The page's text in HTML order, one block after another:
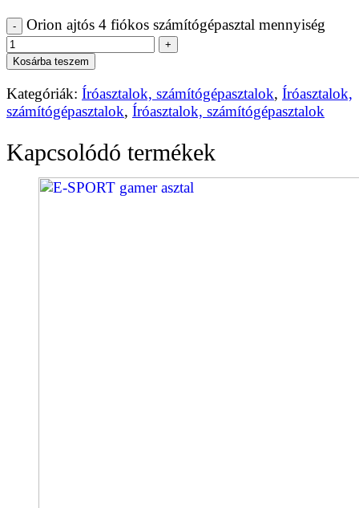
- Orion ajtós 4 fiókos számítógépasztal mennyiség
+
Kosárba teszem
Kategóriák: Íróasztalok, számítógépasztalok, Íróasztalok,
számítógépasztalok, Íróasztalok, számítógépasztalok
Kapcsolódó termékek